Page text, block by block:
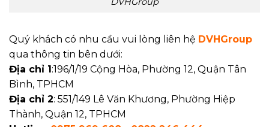
Quý khách có nhu cầu vui lòng liên hệ DVHGroup
qua thông tin bên dưới:
Địa chỉ 1:196/1/19 Cộng Hòa, Phường 12, Quận Tân
Bình, TPHCM
Địa chỉ 2: 551/149 Lê Văn Khương, Phường Hiệp
Thành, Quận 12, TPHCM